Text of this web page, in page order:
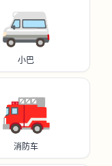
🚐
小巴
🚒
消防车